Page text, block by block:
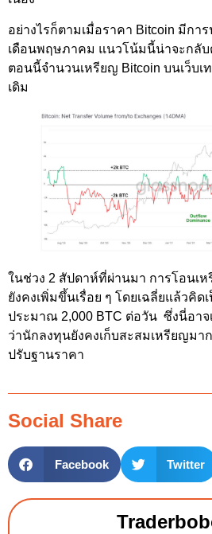
อย่างไรก็ตามเมื่อราคา Bitcoin มีกา
เดือนพฤษภาคม แนวโน้มนี้น่าจะกลั
ตอนนี้จำนวนเหรียญ Bitcoin บนเว็บเ
เดิม
ในช่วง 2 สัปดาห์ที่ผ่านมา การโอนเ
ยังคงเพิ่มขึ้นเรื่อย ๆ โดยเฉลี่ยแล้วคิ
ประมาณ 2,000 BTC ต่อวัน ซึ่งนี่อาจ
ว่านักลงทุนยังคงเก็บสะสมเหรียญม
ปรับฐานราคา
Social Share
Facebook Twitter